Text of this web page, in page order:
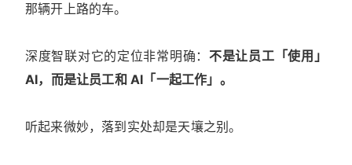
那辆开上路的车。
深度智联对它的定位非常明确：不是让员工「使用」
AI，而是让员工和 AI「一起工作」。
听起来微妙，落到实处却是天壤之别。